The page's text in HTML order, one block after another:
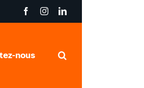
FacebookInstagramLinkedIn
nous